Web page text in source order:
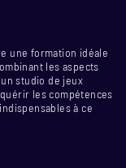
une formation idéale
les aspects
studio de jeux
les compétences
à ce